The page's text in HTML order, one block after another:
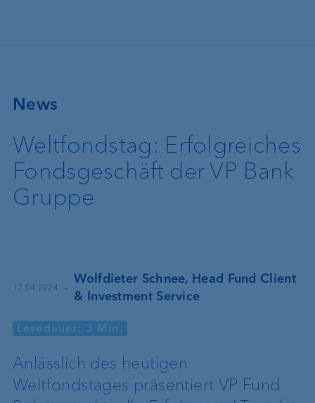
News
Weltfondstag: Erfolgreiches
Fondsgeschäft der VP Bank
Gruppe
17.04.2024 ·
Wolfdieter Schnee, Head Fund Client
& Investment Service
Lesedauer: 3 Min.
Anlässlich des heutigen
Weltfondstages präsentiert VP Fund